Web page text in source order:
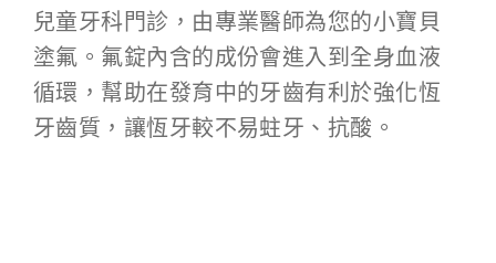
兒童牙科門診，由專業醫師為您的小寶貝
塗氟。氟錠內含的成份會進入到全身血液
循環，幫助在發育中的牙齒有利於強化恆
牙齒質，讓恆牙較不易蛀牙、抗酸。